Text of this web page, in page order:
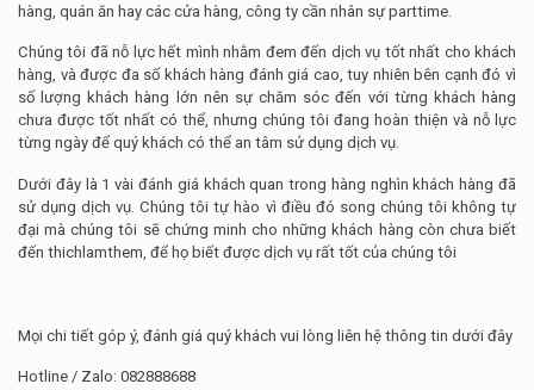
hàng, quán ăn hay các cửa hàng, công ty cần nhân sự parttime.
Chúng tôi đã nỗ lực hết mình nhằm đem đến dịch vụ tốt nhất cho khách
hàng, và được đa số khách hàng đánh giá cao, tuy nhiên bên cạnh đó vì
số lượng khách hàng lớn nên sự chăm sóc đến với từng khách hàng
chưa được tốt nhất có thể, nhưng chúng tôi đang hoàn thiện và nỗ lực
từng ngày để quý khách có thể an tâm sử dụng dịch vụ.
Dưới đây là 1 vài đánh giá khách quan trong hàng nghìn khách hàng đã
sử dụng dịch vụ. Chúng tôi tự hào vì điều đó song chúng tôi không tự
đại mà chúng tôi sẽ chứng minh cho những khách hàng còn chưa biết
đến thichlamthem, để họ biết được dịch vụ rất tốt của chúng tôi
Mọi chi tiết góp ý, đánh giá quý khách vui lòng liên hệ thông tin dưới đây
Hotline / Zalo: 082888688